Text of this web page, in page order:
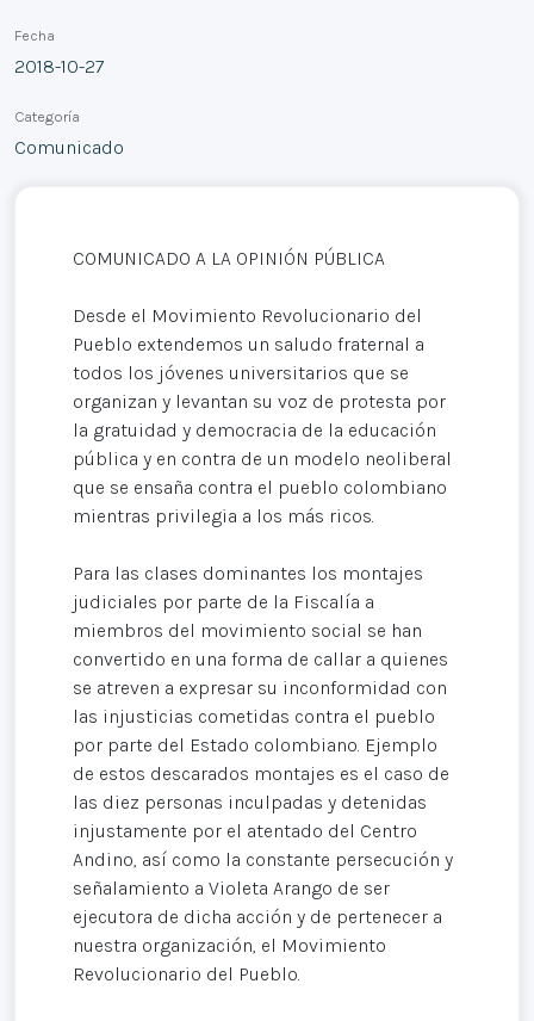
Fecha
2018-10-27
Categoría
Comunicado
COMUNICADO A LA OPINIÓN PÚBLICA
Desde el Movimiento Revolucionario del
Pueblo extendemos un saludo fraternal a
todos los jóvenes universitarios que se
organizan y levantan su voz de protesta por
la gratuidad y democracia de la educación
pública y en contra de un modelo neoliberal
que se ensaña contra el pueblo colombiano
mientras privilegia a los más ricos.
Para las clases dominantes los montajes
judiciales por parte de la Fiscalía a
miembros del movimiento social se han
convertido en una forma de callar a quienes
se atreven a expresar su inconformidad con
las injusticias cometidas contra el pueblo
por parte del Estado colombiano. Ejemplo
de estos descarados montajes es el caso de
las diez personas inculpadas y detenidas
injustamente por el atentado del Centro
Andino, así como la constante persecución y
señalamiento a Violeta Arango de ser
ejecutora de dicha acción y de pertenecer a
nuestra organización, el Movimiento
Revolucionario del Pueblo.